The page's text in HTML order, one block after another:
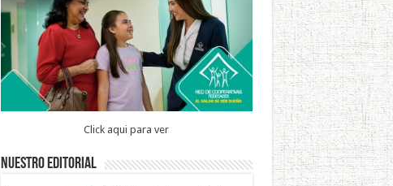
Click aqui para ver
Nuestro Editorial